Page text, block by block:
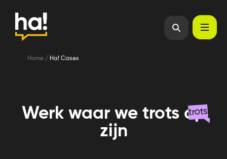
Home / Ha! Cases
Werk waar we trots op
zijn
trots